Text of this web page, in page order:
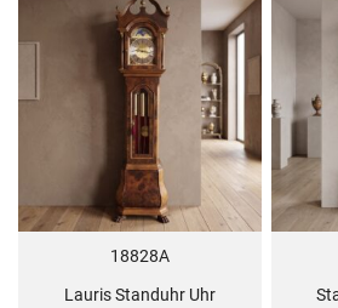
18828A
Lauris Standuhr Uhr